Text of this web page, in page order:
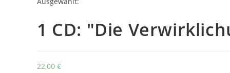
1 CD: "Die
22,00 €